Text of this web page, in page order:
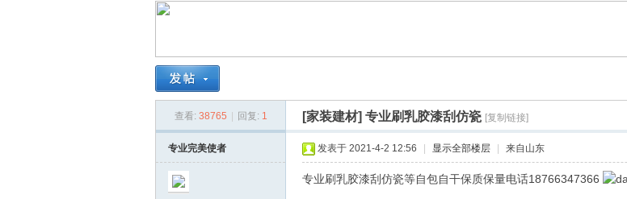
查看: 38765 回复: 1 [家装建材] 专业刷乳胶漆刮仿瓷 [复制链接]
专业完美使者 发表于 2021-4-2 12:56 显示全部楼层 来自山东
专业刷乳胶漆刮仿瓷等自包自干保质保量电话18766347366